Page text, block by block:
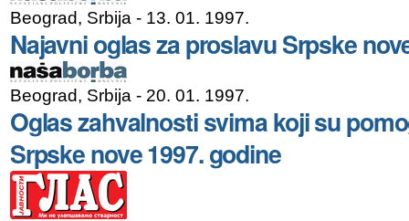
Beograd, Srbija - 13. 01. 1997.
Najavni oglas za proslavu Srpske
Beograd, Srbija - 20. 01. 1997.
Oglas zahvalnosti svima koji su
Srpske nove 1997. godine